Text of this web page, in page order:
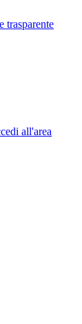
trasparente
all'area